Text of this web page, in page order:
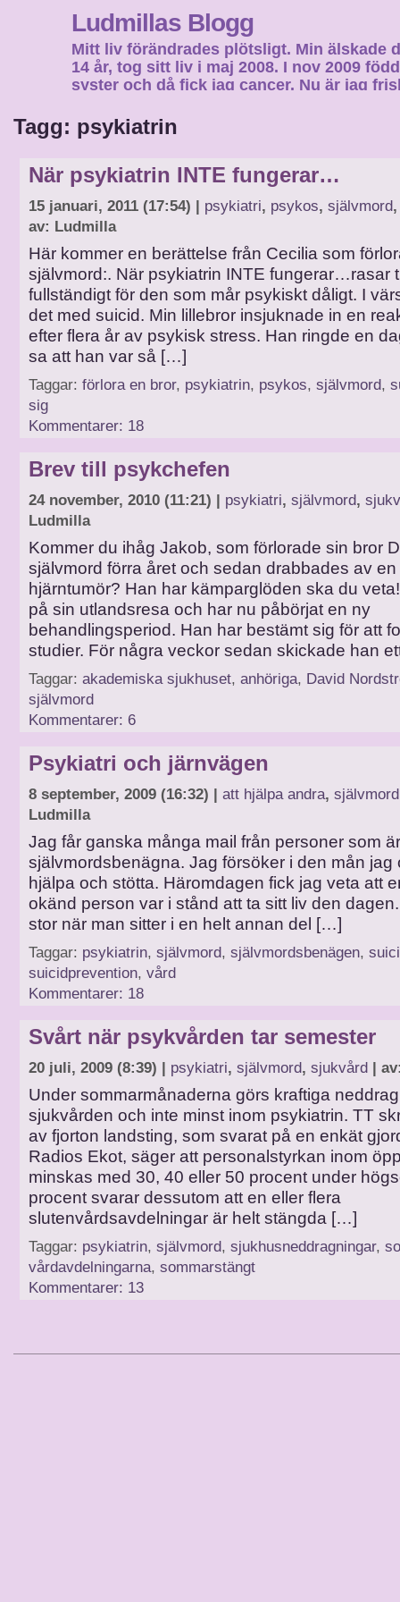
Ludmillas Blogg
Mitt liv förändrades plötsligt. Min älskade
14 år, tog sitt liv i maj 2008. I nov 2009
syster och då fick jag cancer. Nu är jag
Tagg: psykiatrin
När psykiatrin INTE fungerar…
15 januari, 2011 (17:54) | psykiatri, psykos, självmord
av: Ludmilla
Här kommer en berättelse från Cecilia som
självmord:. När psykiatrin INTE fungerar…rasar
fullständigt för den som mår psykiskt dåligt. I
det med suicid. Min lillebror insjuknade in en
efter flera år av psykisk stress. Han ringde en
sa att han var så […]
Taggar: förlora en bror, psykiatrin, psykos, självmord,
sig
Kommentarer: 18
Brev till psykchefen
24 november, 2010 (11:21) | psykiatri, självmord,
Ludmilla
Kommer du ihåg Jakob, som förlorade sin bror
självmord förra året och sedan drabbades av en
hjärntumör? Han har kämparglöden ska du
på sin utlandsresa och har nu påbörjat en ny
behandlingsperiod. Han har bestämt sig för att
studier. För några veckor sedan skickade han
Taggar: akademiska sjukhuset, anhöriga, David
självmord
Kommentarer: 6
Psykiatri och järnvägen
8 september, 2009 (16:32) | att hjälpa andra, självmord
Ludmilla
Jag får ganska många mail från personer som
självmordsbenägna. Jag försöker i den mån jag
hjälpa och stötta. Häromdagen fick jag veta att
okänd person var i stånd att ta sitt liv den
stor när man sitter i en helt annan del […]
Taggar: psykiatrin, självmord, självmordsbenägen,
suicidprevention, vård
Kommentarer: 18
Svårt när psykvården tar semester
20 juli, 2009 (8:39) | psykiatri, självmord, sjukvård |
Under sommarmånaderna görs kraftiga
sjukvården och inte minst inom psykiatrin. TT
av fjorton landsting, som svarat på en enkät
Radios Ekot, säger att personalstyrkan inom
minskas med 30, 40 eller 50 procent under
procent svarar dessutom att en eller flera
slutenvårdsavdelningar är helt stängda […]
Taggar: psykiatrin, självmord, sjukhusneddragningar,
vårdavdelningarna, sommarstängt
Kommentarer: 13